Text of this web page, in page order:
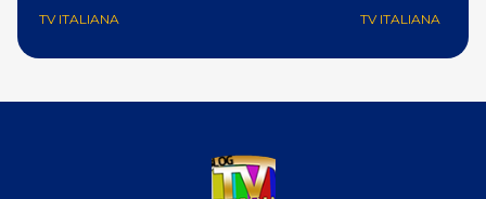
TV ITALIANA TV ITALIANA